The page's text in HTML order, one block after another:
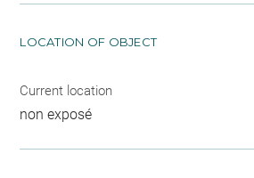
LOCATION OF OBJECT
Current location
non exposé